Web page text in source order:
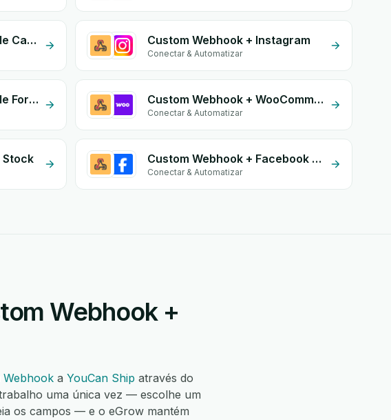
Custom Webhook + Google Calendar Custom Webhook + Instagram
Conectar & Automatizar
Custom Webhook + Google Form Integration Custom Webhook + WooCommerce
Conectar & Automatizar
Stock Custom Webhook + Facebook Conversion API (CAPI)
Conectar & Automatizar
Webhook +
Webhook a YouCan Ship através do
uma única vez — escolhe um
os campos — e o eGrow mantém